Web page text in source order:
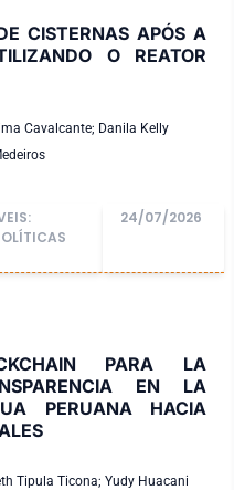
CISTERNAS APÓS A
O REATOR
Cavalcante; Danila Kelly
24/07/2026
PARA LA
EN LA
PERUANA HACIA
Tipula Ticona; Yudy Huacani